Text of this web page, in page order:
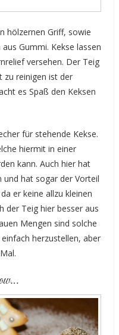
hölzernen Griff, sowie
Gummi. Kekse lassen
versehen. Der Teig
zu reinigen ist der
es Spaß den Keksen
für stehende Kekse.
hiermit in einer
kann. Auch hier hat
hat sogar der Vorteil
er keine allzu kleinen
der Teig hier besser aus
Mengen sind solche
herzustellen, aber